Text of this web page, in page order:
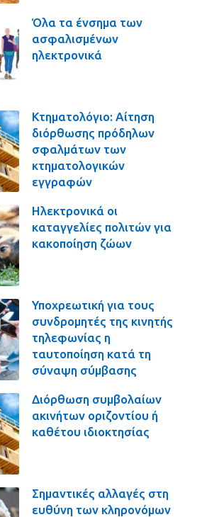
Όλα τα ένσημα των
ασφαλισμένων
ηλεκτρονικά
Κτηματολόγιο: Αίτηση
διόρθωσης πρόδηλων
σφαλμάτων των
κτηματολογικών
εγγραφών
Ηλεκτρονικά οι
καταγγελίες πολιτών για
κακοποίηση ζώων
Υποχρεωτική για τους
συνδρομητές της κινητής
τηλεφωνίας η
ταυτοποίηση κατά τη
σύναψη σύμβασης
Διόρθωση συμβολαίων
ακινήτων οριζοντίου ή
καθέτου ιδιοκτησίας
Σημαντικές αλλαγές στη
ευθύνη των κληρονόμων